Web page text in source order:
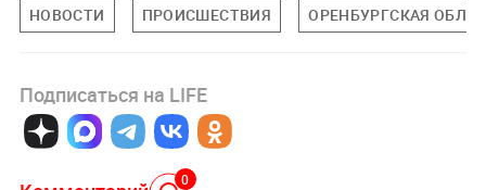
НОВОСТИ ПРОИСШЕСТВИЯ ОРЕНБУРГСКАЯ
Подписаться на LIFE
0